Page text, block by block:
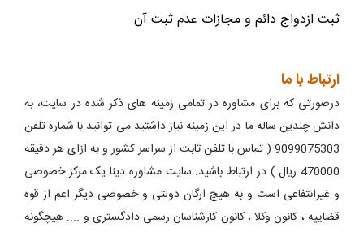
ثبت ازدواج دائم و مجازات عدم ثبت آن
ارتباط با ما
درصورتی که برای مشاوره در تمامی زمینه های ذکر شده در سایت، به
دانش چندین ساله ما در این زمینه نیاز داشتید می توانید با شماره تلفن
9099075303 ( تماس با تلفن ثابت از سراسر کشور و به ازای هر دقیقه
470000 ریال ) در ارتباط باشید. سایت مشاوره دینا یک مرکز خصوصی
و غیرانتفاعی است و به هیچ ارگان دولتی و خصوصی دیگر اعم از قوه
قضاییه ، کانون وکلا ، کانون کارشناسان رسمی دادگستری و .... هیچگونه